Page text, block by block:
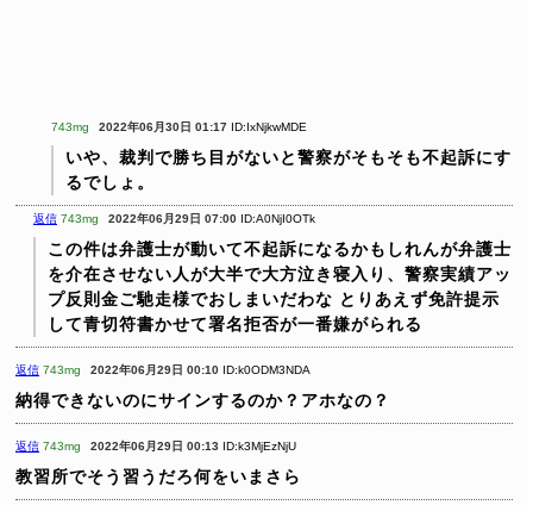
743mg 2022年06月30日 01:17 ID:IxNjkwMDE
いや、裁判で勝ち目がないと警察がそもそも不起訴にす
るでしょ。
返信 743mg 2022年06月29日 07:00 ID:A0NjI0OTk
この件は弁護士が動いて不起訴になるかもしれんが弁護士
を介在させない人が大半で大方泣き寝入り、警察実績アッ
プ反則金ご馳走様でおしまいだわな とりあえず免許提示
して青切符書かせて署名拒否が一番嫌がられる
返信 743mg 2022年06月29日 00:10 ID:k0ODM3NDA
納得できないのにサインするのか？アホなの？
返信 743mg 2022年06月29日 00:13 ID:k3MjEzNjU
教習所でそう習うだろ何をいまさら